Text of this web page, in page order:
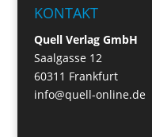
KONTAKT
Quell Verlag GmbH
Saalgasse 12
60311 Frankfurt
info@quell-online.de